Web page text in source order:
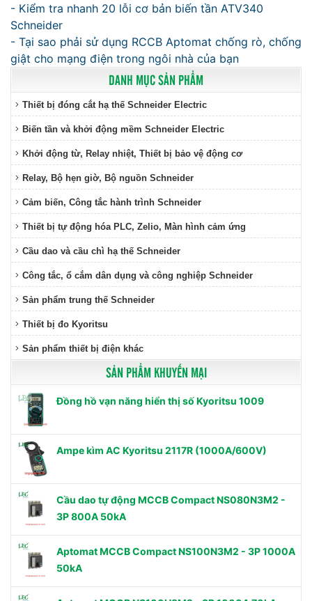
DANH MỤC SẢN PHẨM
Thiết bị đóng cắt hạ thế Schneider Electric
Biến tần và khởi động mềm Schneider Electric
Khởi động từ, Relay nhiệt, Thiết bị bảo vệ động cơ
Relay, Bộ hẹn giờ, Bộ nguồn Schneider
Cảm biến, Công tắc hành trình Schneider
Thiết bị tự động hóa PLC, Zelio, Màn hình cảm ứng
Cầu dao và cầu chì hạ thế Schneider
Công tắc, ổ cắm dân dụng và công nghiệp Schneider
Sản phẩm trung thế Schneider
Thiết bị đo Kyoritsu
Sản phẩm thiết bị điện khác
SẢN PHẨM KHUYẾN MẠI
Đồng hồ vạn năng hiển thị số Kyoritsu 1009
Ampe kìm AC Kyoritsu 2117R (1000A/600V)
Cầu dao tự động MCCB Compact NS080N3M2 -
3P 800A 50kA
Aptomat MCCB Compact NS100N3M2 - 3P 1000A
50kA
- Kiểm tra nhanh 20 lỗi cơ bản biến tần ATV340
Schneider
- Tại sao phải sử dụng RCCB Aptomat chống rò, chống
giật cho mạng điện trong ngôi nhà của bạn